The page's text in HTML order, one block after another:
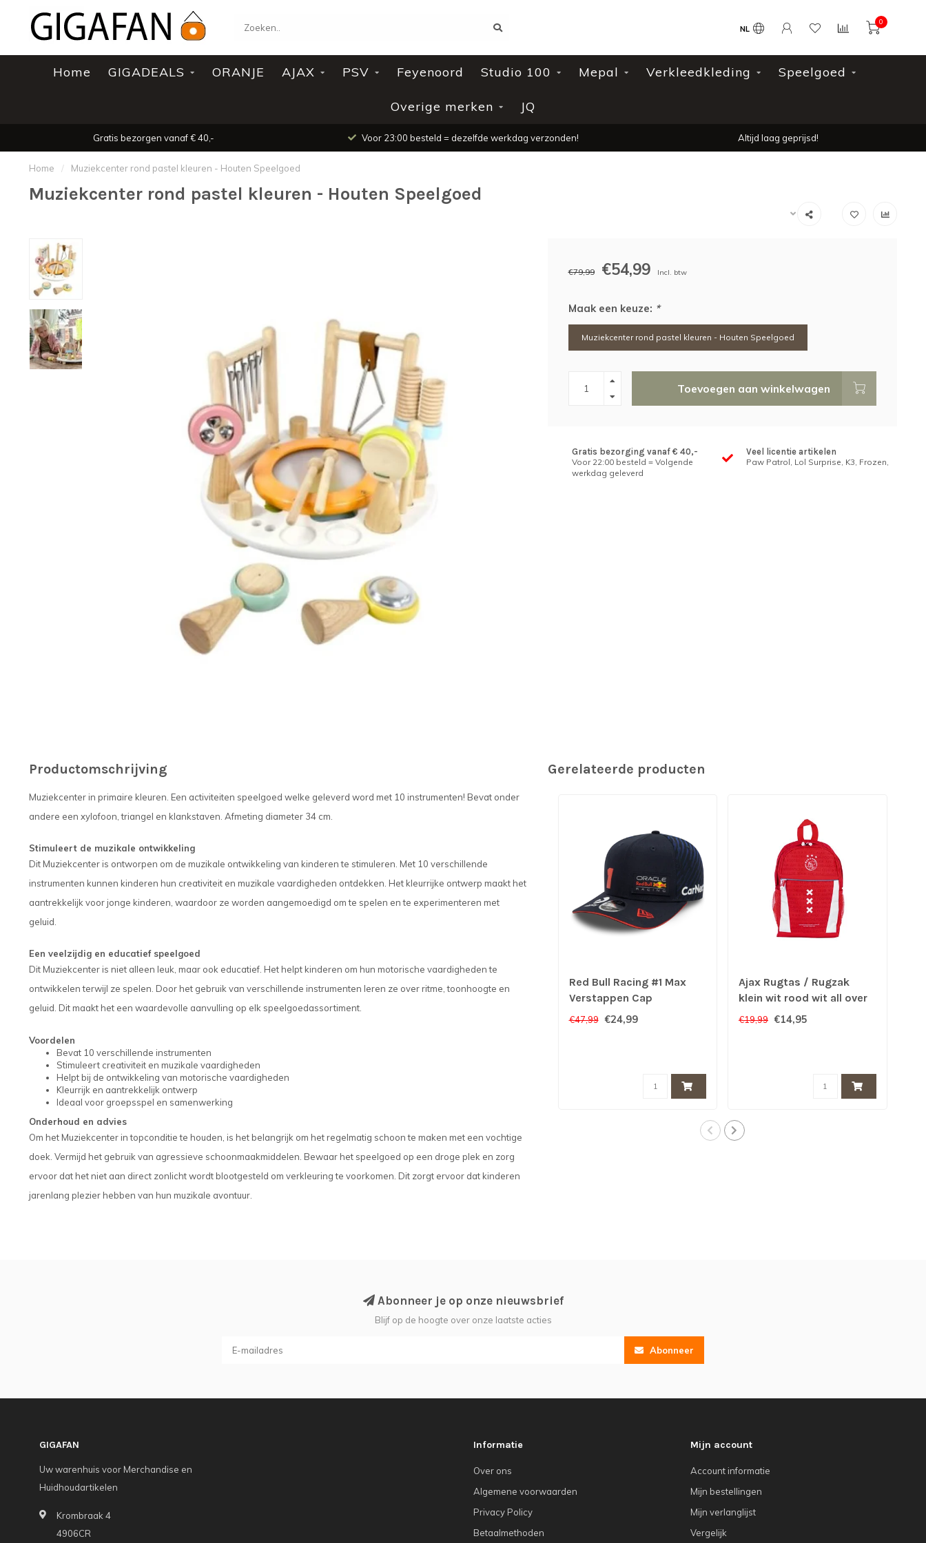
NL
0
Home GIGADEALS ORANJE AJAX PSV Feyenoord Studio 100 Mepal Verkleedkleding Speelgoed
Overige merken JQ
Gratis bezorgen vanaf € 40,- Voor 23:00 besteld = dezelfde werkdag verzonden! Altijd laag geprijsd!
Home / Muziekcenter rond pastel kleuren - Houten Speelgoed
Muziekcenter rond pastel kleuren - Houten Speelgoed
€79,99 €54,99 Incl. btw
Maak een keuze: *
Muziekcenter rond pastel kleuren - Houten Speelgoed
Toevoegen aan winkelwagen
Gratis bezorging vanaf € 40,-
Voor 22:00 besteld = Volgende
werkdag geleverd
Veel licentie artikelen
Paw Patrol, Lol Surprise, K3, Frozen,
Productomschrijving
Muziekcenter in primaire kleuren. Een activiteiten speelgoed welke geleverd word met 10 instrumenten! Bevat onder
andere een xylofoon, triangel en klankstaven. Afmeting diameter 34 cm.
Stimuleert de muzikale ontwikkeling
Dit Muziekcenter is ontworpen om de muzikale ontwikkeling van kinderen te stimuleren. Met 10 verschillende
instrumenten kunnen kinderen hun creativiteit en muzikale vaardigheden ontdekken. Het kleurrijke ontwerp maakt het
aantrekkelijk voor jonge kinderen, waardoor ze worden aangemoedigd om te spelen en te experimenteren met
geluid.
Een veelzijdig en educatief speelgoed
Dit Muziekcenter is niet alleen leuk, maar ook educatief. Het helpt kinderen om hun motorische vaardigheden te
ontwikkelen terwijl ze spelen. Door het gebruik van verschillende instrumenten leren ze over ritme, toonhoogte en
geluid. Dit maakt het een waardevolle aanvulling op elk speelgoedassortiment.
Voordelen
Bevat 10 verschillende instrumenten
Stimuleert creativiteit en muzikale vaardigheden
Helpt bij de ontwikkeling van motorische vaardigheden
Kleurrijk en aantrekkelijk ontwerp
Ideaal voor groepsspel en samenwerking
Onderhoud en advies
Om het Muziekcenter in topconditie te houden, is het belangrijk om het regelmatig schoon te maken met een vochtige
doek. Vermijd het gebruik van agressieve schoonmaakmiddelen. Bewaar het speelgoed op een droge plek en zorg
ervoor dat het niet aan direct zonlicht wordt blootgesteld om verkleuring te voorkomen. Dit zorgt ervoor dat kinderen
jarenlang plezier hebben van hun muzikale avontuur.
Gerelateerde producten
Red Bull Racing #1 Max
Verstappen Cap
€47,99 €24,99
Ajax Rugtas / Rugzak
klein wit rood wit all over
logo XXX
€19,99 €14,95
Abonneer je op onze nieuwsbrief
Blijf op de hoogte over onze laatste acties
Abonneer
GIGAFAN
Uw warenhuis voor Merchandise en
Huidhoudartikelen
Krombraak 4
4906CR
Informatie
Over ons
Algemene voorwaarden
Privacy Policy
Betaalmethoden
Mijn account
Account informatie
Mijn bestellingen
Mijn verlanglijst
Vergelijk